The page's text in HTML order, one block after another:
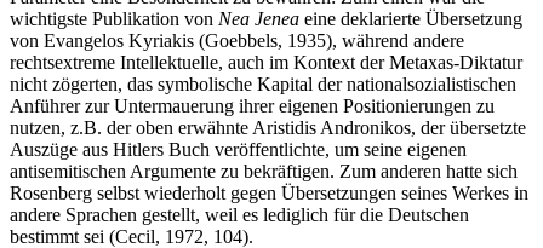
wichtigste Publikation von Nea Jenea eine deklarierte Übersetzung
von Evangelos Kyriakis (Goebbels, 1935), während andere
rechtsextreme Intellektuelle, auch im Kontext der Metaxas-Diktatur
nicht zögerten, das symbolische Kapital der nationalsozialistischen
Anführer zur Untermauerung ihrer eigenen Positionierungen zu
nutzen, z.B. der oben erwähnte Aristidis Andronikos, der übersetzte
Auszüge aus Hitlers Buch veröffentlichte, um seine eigenen
antisemitischen Argumente zu bekräftigen. Zum anderen hatte sich
Rosenberg selbst wiederholt gegen Übersetzungen seines Werkes in
andere Sprachen gestellt, weil es lediglich für die Deutschen
bestimmt sei (Cecil, 1972, 104).